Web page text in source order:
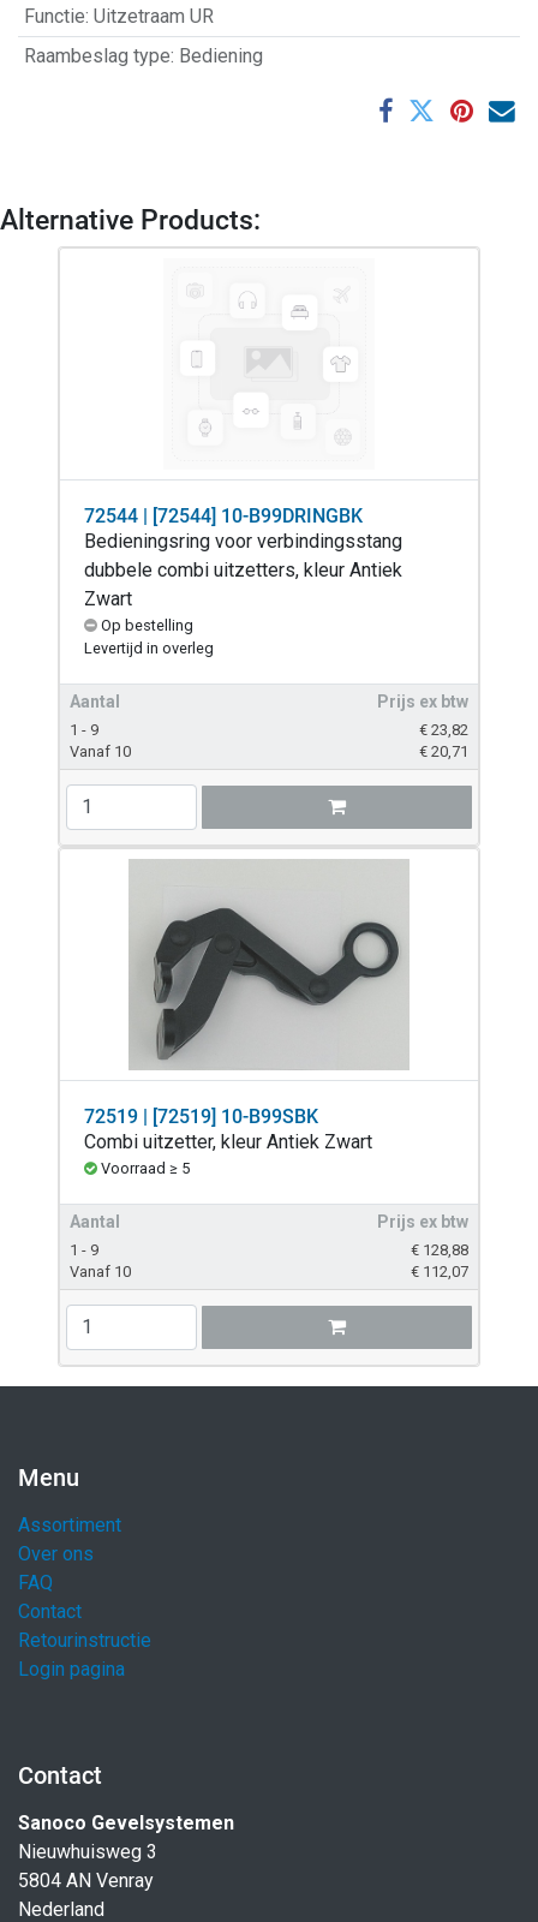
Functie: Uitzetraam UR
Raambeslag type: Bediening
Alternative Products:
72544 | [72544] 10-B99DRINGBK
Bedieningsring voor verbindingsstang
dubbele combi uitzetters, kleur Antiek
Zwart
Op bestelling
Levertijd in overleg
Aantal Prijs ex btw
1 - 9 € 23,82
Vanaf 10
€ 20,71
72519 | [72519] 10-B99SBK
Combi uitzetter, kleur Antiek Zwart
Voorraad ≥ 5
Aantal Prijs ex btw
1 - 9 € 128,88
Vanaf 10
€ 112,07
Menu
Assortiment
Over ons
FAQ
Contact
Retourinstructie
Login pagina
Contact
Sanoco Gevelsystemen
Nieuwhuisweg 3
5804 AN Venray
Nederland